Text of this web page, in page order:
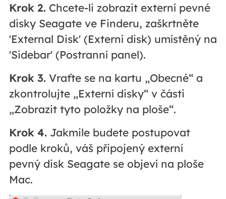
Krok 2.Chcete-li zobrazit externí pevné
disky Seagate ve Finderu, zaškrtněte
'External Disk' (Externí disk) umístěný na
'Sidebar' (Postranní panel).
Krok 3.Vraťte se na kartu „Obecné“ a
zkontrolujte „Externí disky“ v části
„Zobrazit tyto položky na ploše“.
Krok 4.Jakmile budete postupovat
podle kroků, váš připojený externí
pevný disk Seagate se objeví na ploše
Mac.